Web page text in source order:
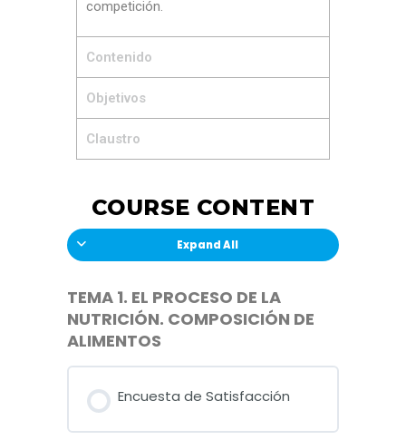
competición.
Contenido
Objetivos
Claustro
COURSE CONTENT
Expand All
TEMA 1. EL PROCESO DE LA
NUTRICIÓN. COMPOSICIÓN DE
ALIMENTOS
Encuesta de Satisfacción